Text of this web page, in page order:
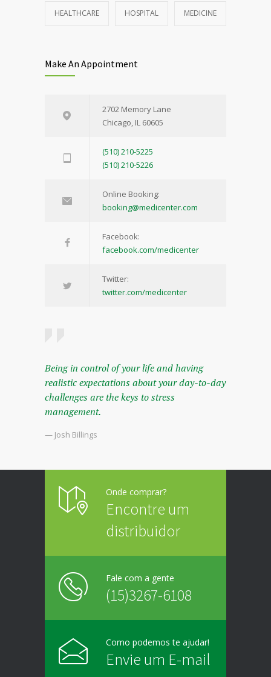
HEALTHCARE HOSPITAL MEDICINE
Make An Appointment
2702 Memory Lane
Chicago, IL 60605
(510) 210-5225
(510) 210-5226
Online Booking:
booking@medicenter.com
Facebook:
facebook.com/medicenter
Twitter:
twitter.com/medicenter
Being in control of your life and having
realistic expectations about your day-to-day
challenges are the keys to stress
management.
— Josh Billings
Onde comprar?
Encontre um
distribuidor
Fale com a gente
(15)3267-6108
Como podemos te ajudar!
Envie um E-mail